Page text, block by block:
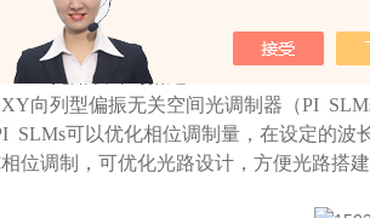
LCoS可以很好的避免使用MEMS的缺陷
光路设计与搭建
向列型偏振无关空间光调制器（PI
SLMs可以优化相位调制量，在设定的波
位调制，可优化光路设计，方便光路搭建